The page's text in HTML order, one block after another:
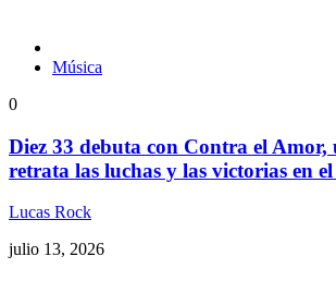
Música
0
Diez 33 debuta con Contra el Amor,
retrata las luchas y las victorias en
Lucas Rock
julio 13, 2026